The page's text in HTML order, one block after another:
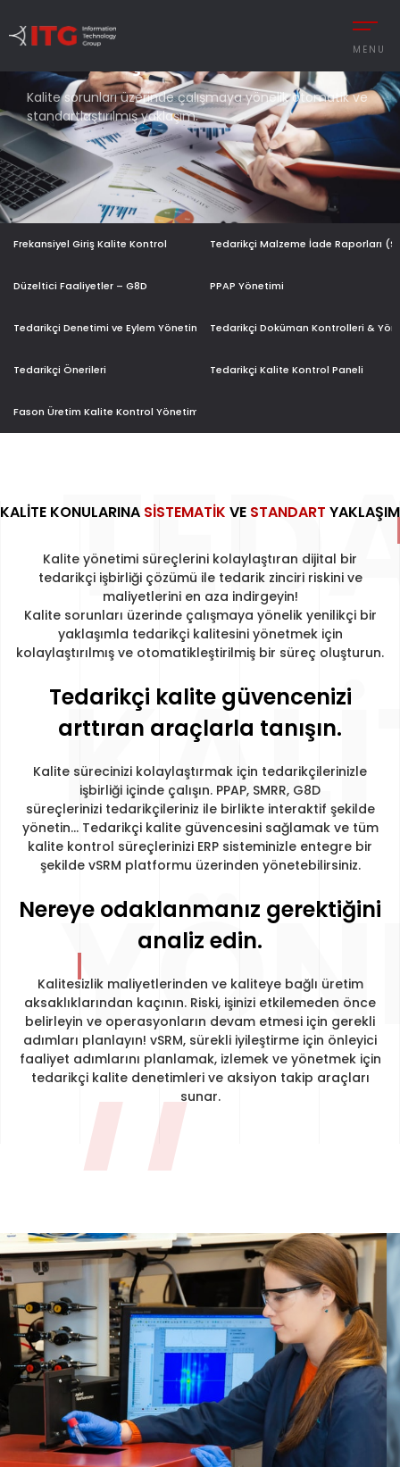
MENU
MANAGEMENT
AUTOMOTIVE
MANUFACTURING
DEFENCE &
RETAIL
KALITE YÖNETIMI
Kalite sorunları üzerinde çalışmaya yönelik otomatik ve
standartlaştırılmış yaklaşım.
Frekansiyel Giriş Kalite Kontrol Tedarikçi Malzeme İade Raporları
Düzeltici Faaliyetler – G8D PPAP Yönetimi
Tedarikçi Denetimi ve Eylem Yönetimi Tedarikçi Doküman Kontrolleri &
Tedarikçi Önerileri Tedarikçi Kalite Kontrol Paneli
Fason Üretim Kalite Kontrol Yönetimi
//
KALİTE KONULARINA SİSTEMATİK VE STANDART YAKLAŞIM
Kalite yönetimi süreçlerini kolaylaştıran dijital bir
tedarikçi işbirliği çözümü ile tedarik zinciri riskini ve
maliyetlerini en aza indirgeyin!
Kalite sorunları üzerinde çalışmaya yönelik yenilikçi bir
yaklaşımla tedarikçi kalitesini yönetmek için
kolaylaştırılmış ve otomatikleştirilmiş bir süreç oluşturun.
Tedarikçi kalite güvencenizi
arttıran araçlarla tanışın.
Kalite sürecinizi kolaylaştırmak için tedarikçilerinizle
işbirliği içinde çalışın. PPAP, SMRR, G8D
süreçlerinizi tedarikçileriniz ile birlikte interaktif şekilde
yönetin… Tedarikçi kalite güvencesini sağlamak ve tüm
kalite kontrol süreçlerinizi ERP sisteminizle entegre bir
şekilde vSRM platformu üzerinden yönetebilirsiniz.
Nereye odaklanmanız gerektiğini
analiz edin.
Kalitesizlik maliyetlerinden ve kaliteye bağlı üretim
aksaklıklarından kaçının. Riski, işinizi etkilemeden önce
belirleyin ve operasyonların devam etmesi için gerekli
adımları planlayın! vSRM, sürekli iyileştirme için önleyici
faaliyet adımlarını planlamak, izlemek ve yönetmek için
tedarikçi kalite denetimleri ve aksiyon takip araçları
sunar.